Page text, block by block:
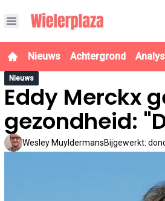
Nieuws Achtergrond
Nieuws
Eddy Merckx
gezondheid:
Wesley MuyldermansBijgewerkt: